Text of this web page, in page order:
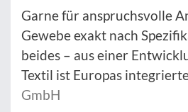
Garne für anspruchsvolle
Gewebe exakt nach
beides – aus einer
Textil ist Europas
GmbH